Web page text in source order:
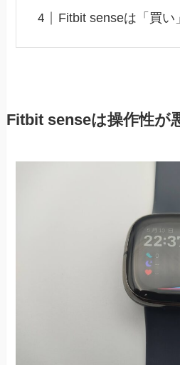
Fitbit senseは「買い
Fitbit senseは操作性が